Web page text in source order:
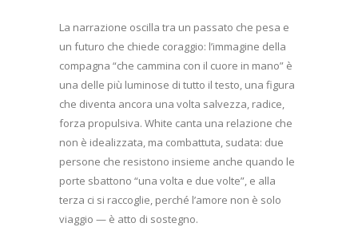
La narrazione oscilla tra un passato che pesa e
un futuro che chiede coraggio: l’immagine della
compagna “che cammina con il cuore in mano” è
una delle più luminose di tutto il testo, una figura
che diventa ancora una volta salvezza, radice,
forza propulsiva. White canta una relazione che
non è idealizzata, ma combattuta, sudata: due
persone che resistono insieme anche quando le
porte sbattono “una volta e due volte”, e alla
terza ci si raccoglie, perché l’amore non è solo
viaggio — è atto di sostegno.